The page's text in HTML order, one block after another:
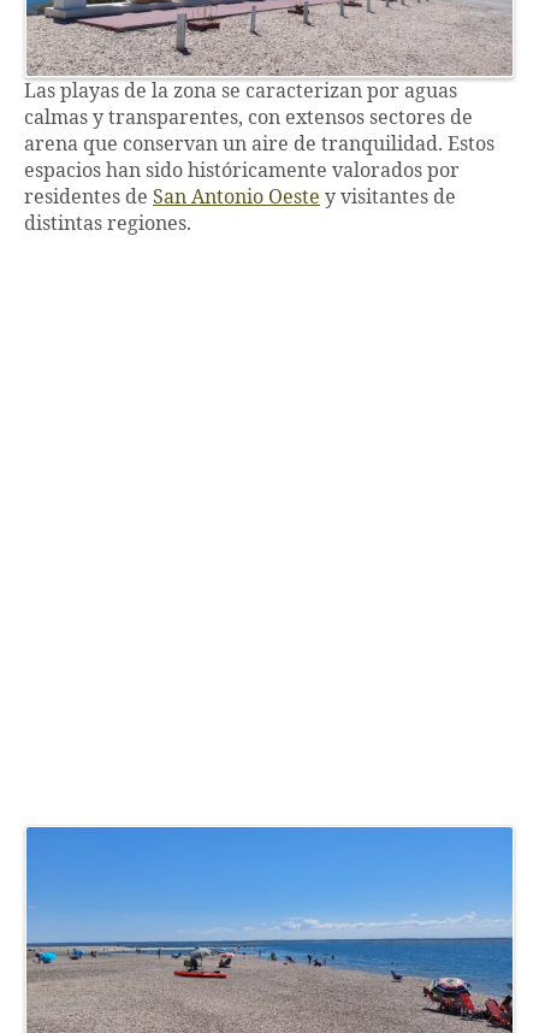
Las playas de la zona se caracterizan por aguas
calmas y transparentes, con extensos sectores de
arena que conservan un aire de tranquilidad. Estos
espacios han sido históricamente valorados por
residentes de San Antonio Oeste y visitantes de
distintas regiones.